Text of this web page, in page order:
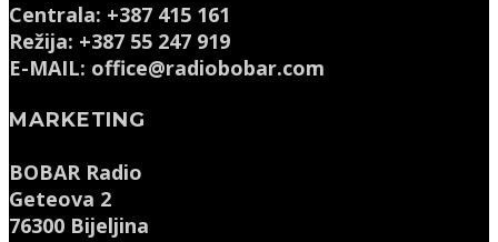
Centrala: +387 415 161
Režija: +387 55 247 919
E-MAIL: office@radiobobar.com
MARKETING
BOBAR Radio
Geteova 2
76300 Bijeljina